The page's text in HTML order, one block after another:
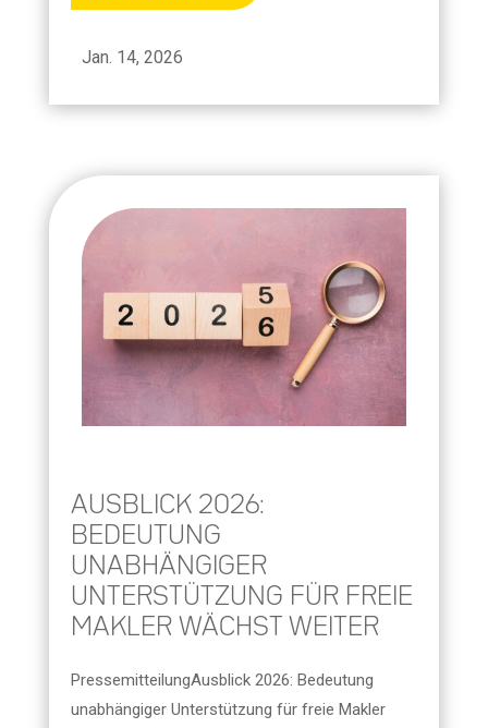
Jan. 14, 2026
AUSBLICK 2026:
BEDEUTUNG
UNABHÄNGIGER
UNTERSTÜTZUNG FÜR FREIE
MAKLER WÄCHST WEITER
PressemitteilungAusblick 2026: Bedeutung
unabhängiger Unterstützung für freie Makler